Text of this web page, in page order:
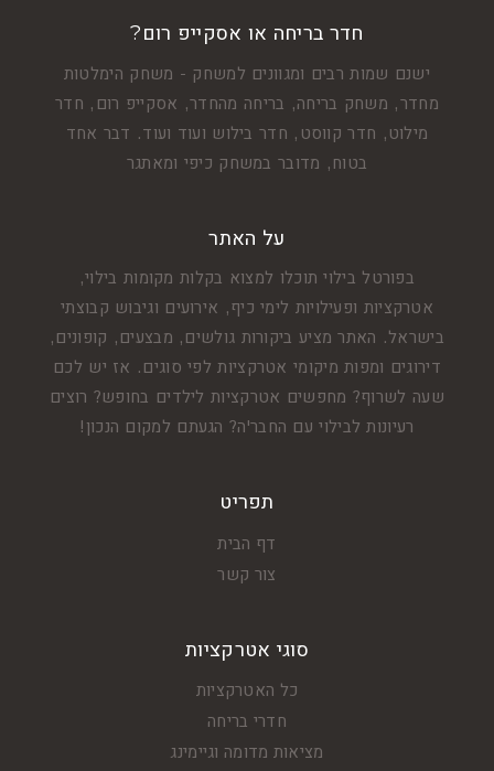
חדר בריחה או אסקייפ רום?
ישנם שמות רבים ומגוונים למשחק - משחק הימלטות
מחדר, משחק בריחה, בריחה מהחדר, אסקייפ רום, חדר
מילוט, חדר קווסט, חדר בילוש ועוד ועוד. דבר אחד
בטוח, מדובר במשחק כיפי ומאתגר
על האתר
בפורטל בילוי תוכלו למצוא בקלות מקומות בילוי,
אטרקציות ופעילויות לימי כיף, אירועים וגיבוש קבוצתי
בישראל. האתר מציע ביקורות גולשים, מבצעים, קופונים,
דירוגים ומפות מיקומי אטרקציות לפי סוגים. אז יש לכם
שעה לשרוף? מחפשים אטרקציות לילדים בחופש? רוצים
רעיונות לבילוי עם החבר'ה? הגעתם למקום הנכון!
תפריט
דף הבית
צור קשר
סוגי אטרקציות
כל האטרקציות
חדרי בריחה
מציאות מדומה וגיימינג